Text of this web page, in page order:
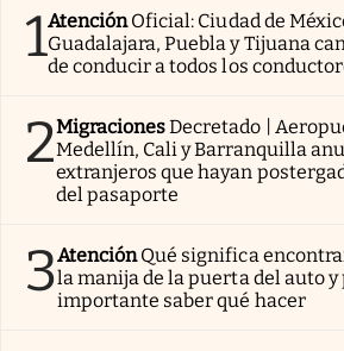
1AtenciónOficial: Ciudad de
Guadalajara, Puebla y Tijuana
de conducir a todos los
2MigracionesDecretado |
Medellín, Cali y Barranquilla
extranjeros que hayan
del pasaporte
3AtenciónQué significa
la manija de la puerta del auto y
importante saber qué hacer